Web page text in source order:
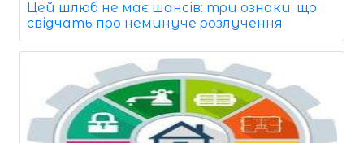
Цей шлюб не має шансів: три ознаки, що
свідчать про неминуче розлучення